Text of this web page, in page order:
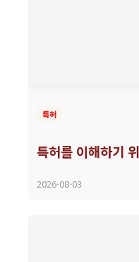
특허
특허를 이해하기
2026-08-03